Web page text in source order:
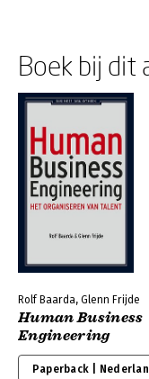
Boek bij dit
Rolf Baarda, Glenn Frijde
Human Business
Engineering
Paperback |